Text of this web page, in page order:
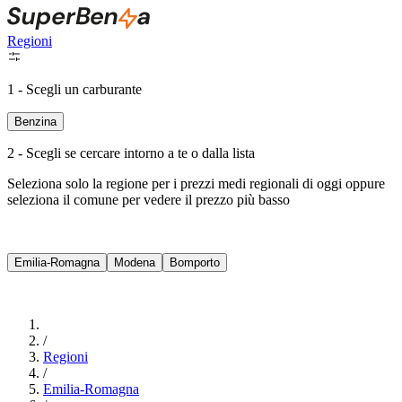
Regioni
1 - Scegli un carburante
Benzina
2 - Scegli se cercare intorno a te o dalla lista
Seleziona solo la regione per i prezzi medi regionali di oggi oppure
seleziona il comune per vedere il prezzo più basso
Emilia-Romagna Modena Bomporto
/
Regioni
/
Emilia-Romagna